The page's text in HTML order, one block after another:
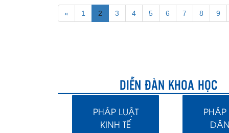
« 1 2 3 4 5 6 7 8 9
DIỄN ĐÀN KHOA HỌC
PHÁP LUẬT
KINH TẾ
PHÁP